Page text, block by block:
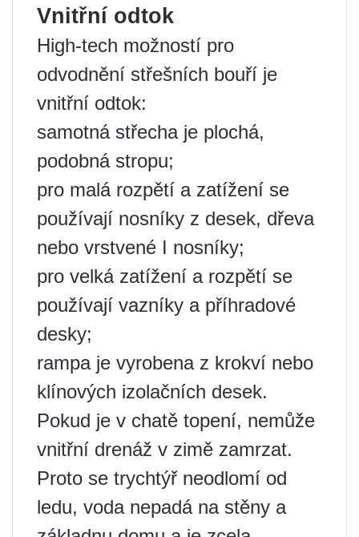
Vnitřní odtok
High-tech možností pro
odvodnění střešních bouří je
vnitřní odtok:
samotná střecha je plochá,
podobná stropu;
pro malá rozpětí a zatížení se
používají nosníky z desek, dřeva
nebo vrstvené I nosníky;
pro velká zatížení a rozpětí se
používají vazníky a příhradové
desky;
rampa je vyrobena z krokví nebo
klínových izolačních desek.
Pokud je v chatě topení, nemůže
vnitřní drenáž v zimě zamrzat.
Proto se trychtýř neodlomí od
ledu, voda nepadá na stěny a